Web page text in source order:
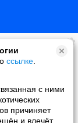
ссылке
с ними
причиняет
и влечёт